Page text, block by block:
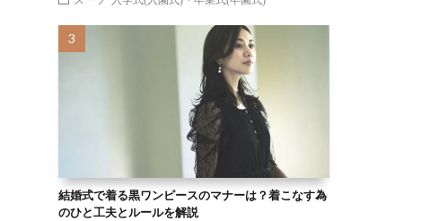
結婚式で着る黒ワンピースのマナーは？着こなす為
のひと工夫とルールを解説